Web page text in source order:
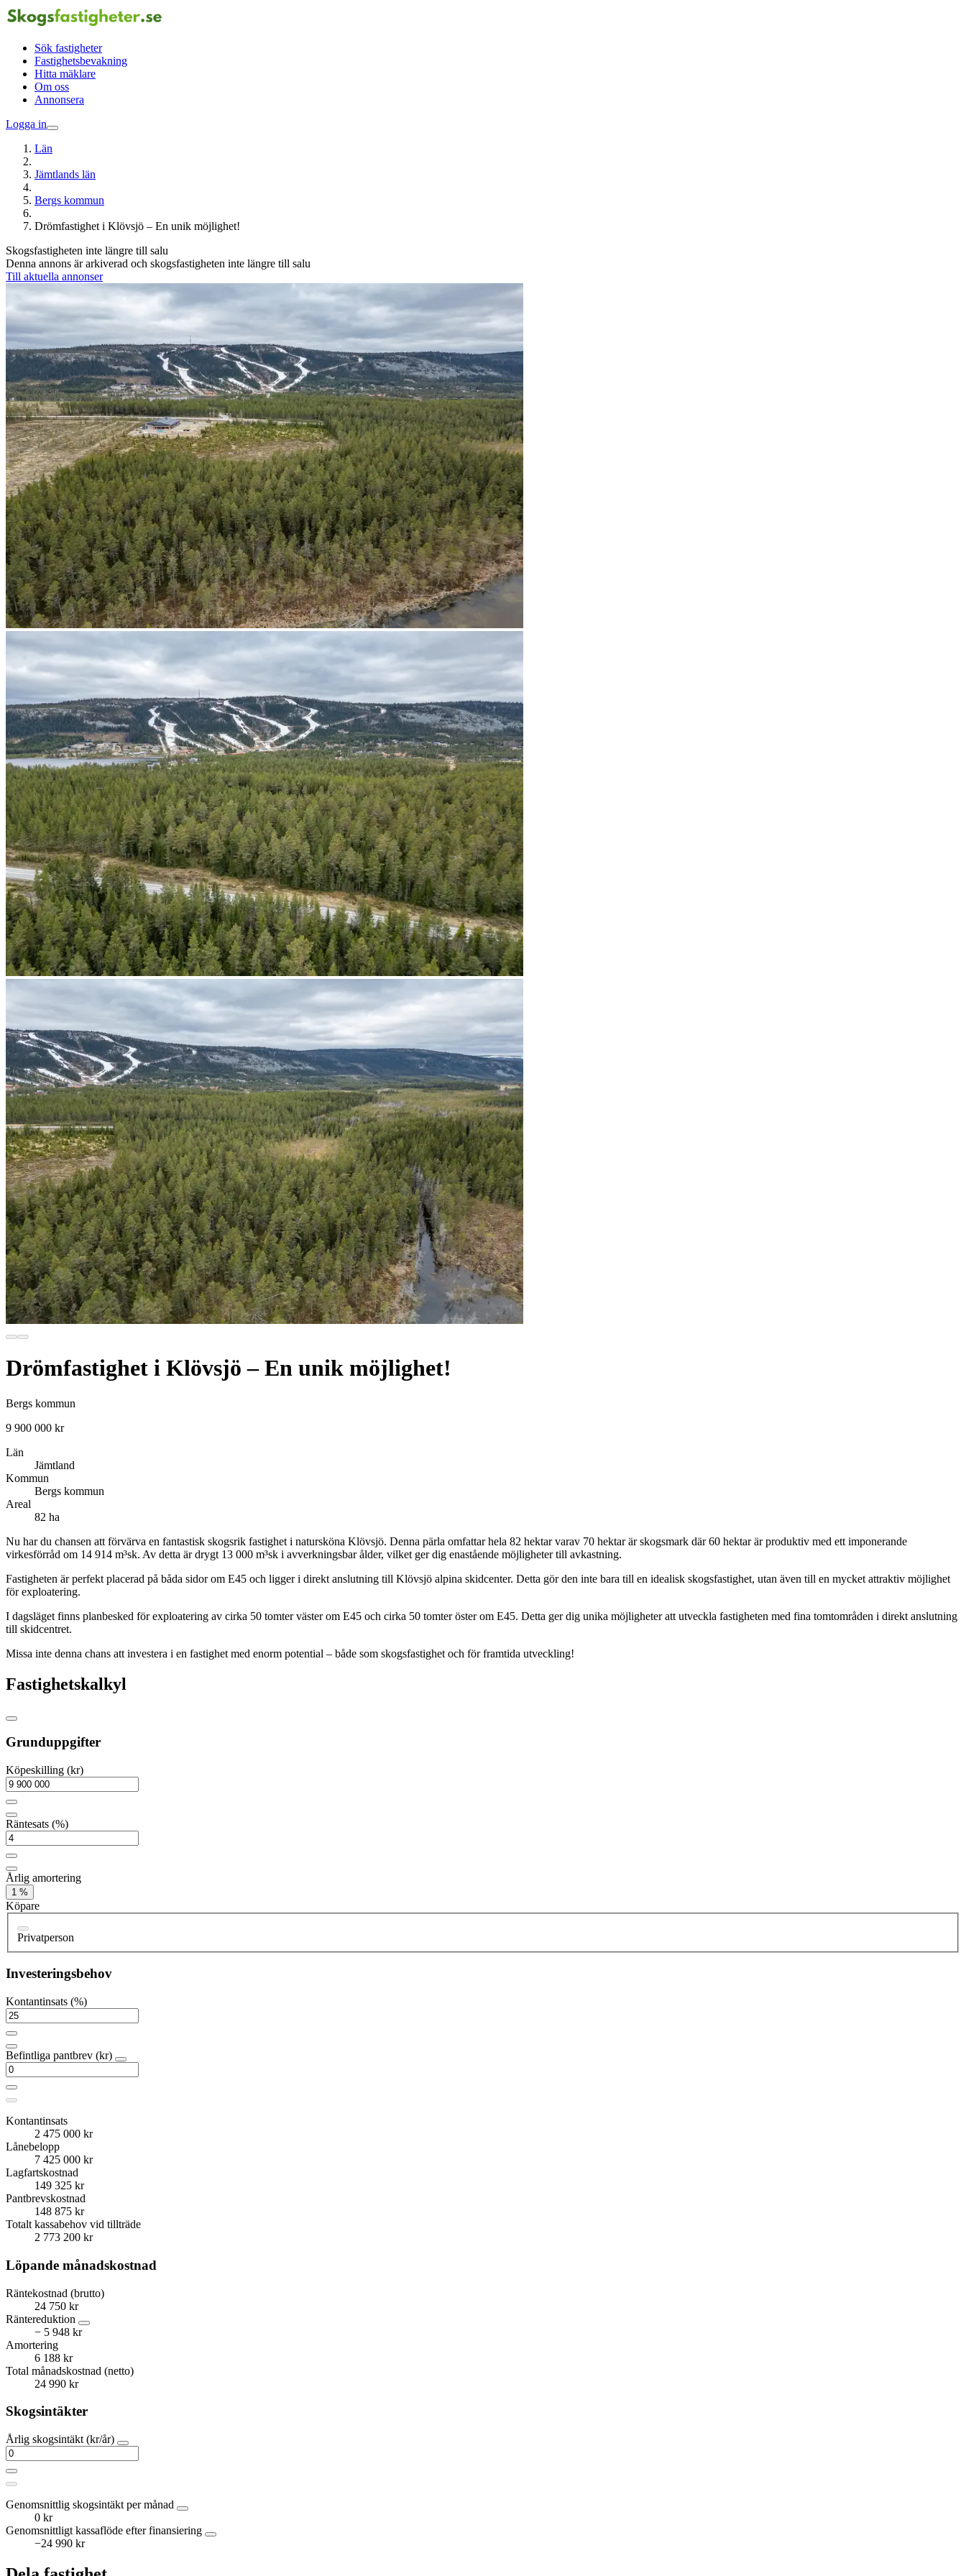
Sök fastigheter
Fastighetsbevakning
Hitta mäklare
Om oss
Annonsera
Logga in
Län
Jämtlands län
Bergs kommun
Drömfastighet i Klövsjö – En unik möjlighet!
Skogsfastigheten inte längre till salu
Denna annons är arkiverad och skogsfastigheten inte längre till salu
Till aktuella annonser
Drömfastighet i Klövsjö – En unik möjlighet!
Bergs kommun
9 900 000 kr
Län
Jämtland
Kommun
Bergs kommun
Areal
82 ha
Nu har du chansen att förvärva en fantastisk skogsrik fastighet i natursköna Klövsjö. Denna pärla omfattar hela 82 hektar varav 70 hektar är skogsmark där 60 hektar är produktiv med ett imponerande
virkesförråd om 14 914 m³sk. Av detta är drygt 13 000 m³sk i avverkningsbar ålder, vilket ger dig enastående möjligheter till avkastning.
Fastigheten är perfekt placerad på båda sidor om E45 och ligger i direkt anslutning till Klövsjö alpina skidcenter. Detta gör den inte bara till en idealisk skogsfastighet, utan även till en mycket attraktiv möjlighet
för exploatering.
I dagsläget finns planbesked för exploatering av cirka 50 tomter väster om E45 och cirka 50 tomter öster om E45. Detta ger dig unika möjligheter att utveckla fastigheten med fina tomtområden i direkt anslutning
till skidcentret.
Missa inte denna chans att investera i en fastighet med enorm potential – både som skogsfastighet och för framtida utveckling!
Fastighetskalkyl
Grunduppgifter
Köpeskilling (kr)
Räntesats (%)
Årlig amortering
1 %
Köpare
Privatperson
Investeringsbehov
Kontantinsats (%)
Befintliga pantbrev (kr)
Kontantinsats
2 475 000 kr
Lånebelopp
7 425 000 kr
Lagfartskostnad
149 325 kr
Pantbrevskostnad
148 875 kr
Totalt kassabehov vid tillträde
2 773 200 kr
Löpande månadskostnad
Räntekostnad (brutto)
24 750 kr
Räntereduktion
− 5 948 kr
Amortering
6 188 kr
Total månadskostnad (netto)
24 990 kr
Skogsintäkter
Årlig skogsintäkt (kr/år)
Genomsnittlig skogsintäkt per månad
0 kr
Genomsnittligt kassaflöde efter finansiering
−24 990 kr